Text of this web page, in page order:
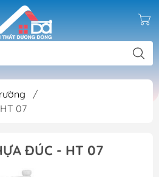
/
07
ĐÚC - HT 07